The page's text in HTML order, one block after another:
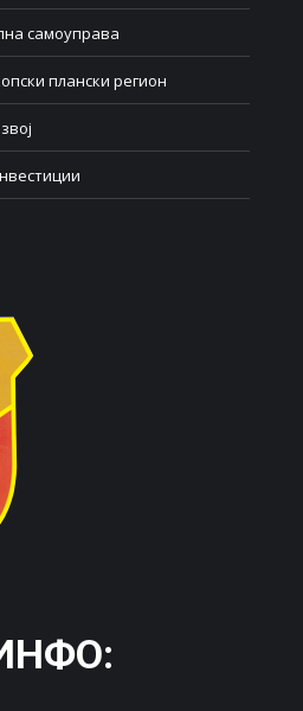
самоуправа
плански регион